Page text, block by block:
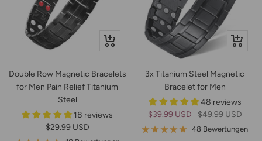
Schnellansicht
Double Row Magnetic Bracelets
for Men Pain Relief Titanium
Steel
18 reviews
Angebotspreis
$29.99 USD
3x Titanium Steel Magnetic
Bracelet for Men
48 reviews
Angebotspreis
$39.99 USD Regulärer
Preis
$49.99 USD
48 Bewertungen